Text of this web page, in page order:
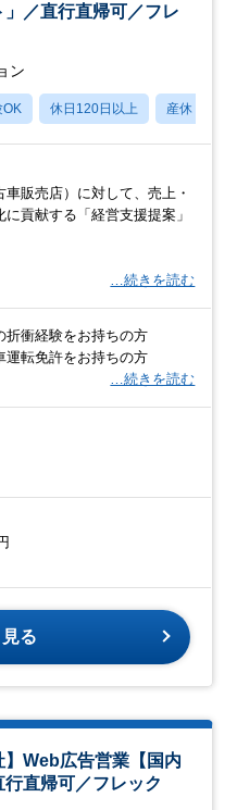
」／直行直帰可／フレ
ン
休日120日以上 産休・育休
車販売店）に対して、売上・
に貢献する「経営支援提案」
…続きを読む
衝経験をお持ちの方
転免許をお持ちの方
…続きを読む
る
】Web広告営業【国内
直帰可／フレック